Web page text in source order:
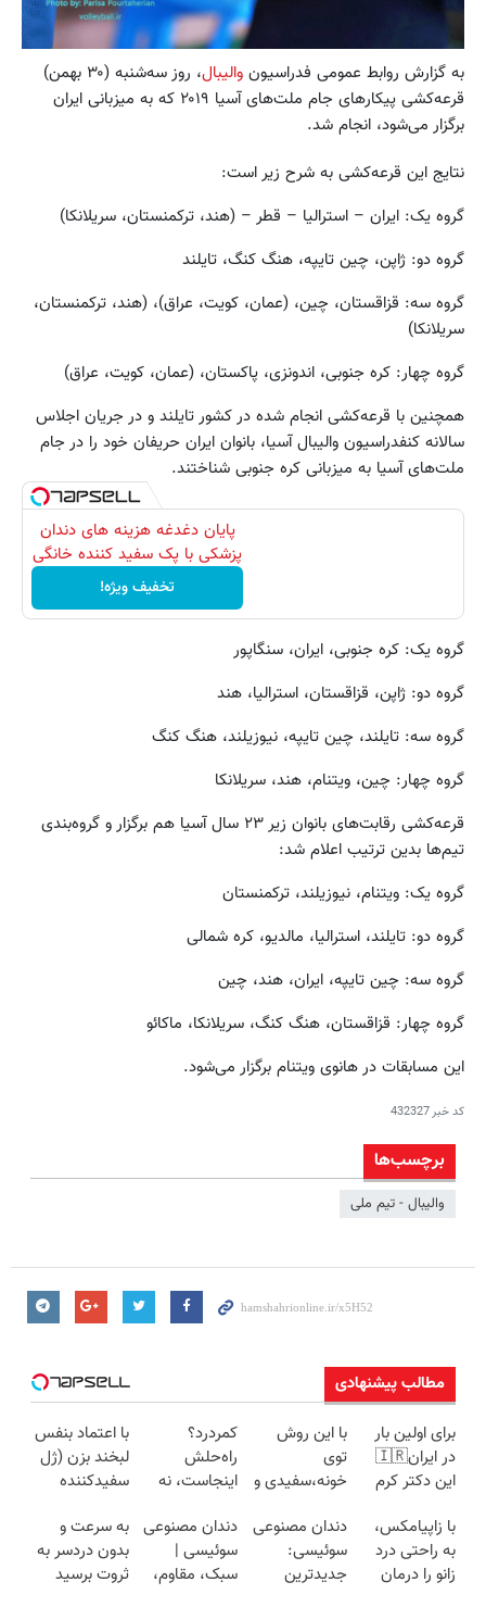
به گزارش روابط عمومی فدراسیون والیبال
، روز سه‌شنبه (۳۰ بهمن)
قرعه‌کشی پیکارهای جام ملت‌های آسیا ۲۰۱۹ که به میزبانی ایران
برگزار می‌شود، انجام شد.
نتایج این قرعه‌کشی به شرح زیر است:
گروه یک: ایران – استرالیا – قطر – (هند، ترکمنستان، سریلانکا)
گروه دو: ژاپن، چین تایپه، هنگ کنگ، تایلند
گروه سه: قزاقستان، چین، (عمان، کویت، عراق)، (هند، ترکمنستان،
سریلانکا)
گروه چهار: کره جنوبی، اندونزی، پاکستان، (عمان، کویت، عراق)
همچنین با قرعه‌کشی انجام شده در کشور تایلند و در جریان اجلاس
سالانه کنفدراسیون والیبال آسیا، بانوان ایران حریفان خود را در جام
ملت‌های آسیا به میزبانی کره جنوبی شناختند.
پایان دغدغه هزینه های دندان
پزشکی با پک سفید کننده خانگی
تخفیف ویژه!
گروه یک: کره جنوبی، ایران، سنگاپور
گروه دو: ژاپن، قزاقستان، استرالیا، هند
گروه سه: تایلند، چین تایپه، نیوزیلند، هنگ کنگ
گروه چهار: چین، ویتنام، هند، سریلانکا
قرعه‌کشی رقابت‌های بانوان زیر ۲۳ سال آسیا هم برگزار و گروه‌بندی
تیم‌ها بدین ترتیب اعلام شد:
گروه یک: ویتنام، نیوزیلند، ترکمنستان
گروه دو: تایلند، استرالیا، مالدیو، کره شمالی
گروه سه: چین تایپه، ایران، هند، چین
گروه چهار: قزاقستان، هنگ کنگ، سریلانکا، ماکائو
این مسابقات در هانوی ویتنام برگزار می‌شود.
کد خبر432327
برچسب‌ها
والیبال - تیم ملی
مطالب پیشنهادی
برای اولین بار
در ایران🇮🇷
این دکتر کرم
روزه ساخت!
با این روش
توی
خونه،سفیدی و
برگردون
(40%off)
کمردرد؟
راه‌حلش
اینجاست، نه
با اعتماد بنفس
لبخند بزن (ژل
سفیدکننده
با زاپیامکس،
به راحتی درد
زانو را درمان
دندان مصنوعی
سوئیسی:
جدیدترین
دندان مصنوعی
سوئیسی |
سبک، مقاوم،
به سرعت و
بدون دردسر به
ثروت برسید